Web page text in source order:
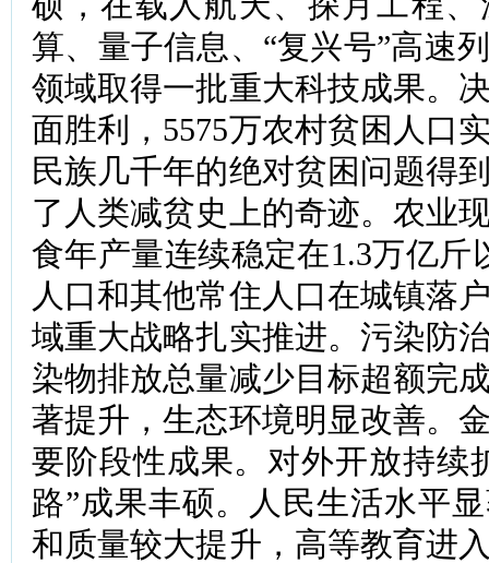
算、量子信息、“复兴号”高速
领域取得一批重大科技成果。
面胜利，5575万农村贫困人口
民族几千年的绝对贫困问题得
了人类减贫史上的奇迹。农业
食年产量连续稳定在1.3万亿斤
人口和其他常住人口在城镇落
域重大战略扎实推进。污染防
染物排放总量减少目标超额完
著提升，生态环境明显改善。
要阶段性成果。对外开放持续
路”成果丰硕。人民生活水平
和质量较大提升，高等教育进